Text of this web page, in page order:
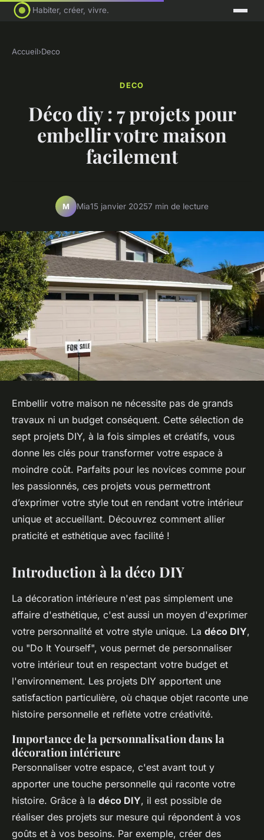
Habiter, créer, vivre.
Accueil›Deco
DECO
Déco diy : 7 projets pour
embellir votre maison
facilement
M Mia15 janvier 20257 min de lecture
Embellir votre maison ne nécessite pas de grands
travaux ni un budget conséquent. Cette sélection de
sept projets DIY, à la fois simples et créatifs, vous
donne les clés pour transformer votre espace à
moindre coût. Parfaits pour les novices comme pour
les passionnés, ces projets vous permettront
d’exprimer votre style tout en rendant votre intérieur
unique et accueillant. Découvrez comment allier
praticité et esthétique avec facilité !
Introduction à la déco DIY
La décoration intérieure n'est pas simplement une
affaire d'esthétique, c'est aussi un moyen d'exprimer
votre personnalité et votre style unique. La déco DIY,
ou "Do It Yourself", vous permet de personnaliser
votre intérieur tout en respectant votre budget et
l'environnement. Les projets DIY apportent une
satisfaction particulière, où chaque objet raconte une
histoire personnelle et reflète votre créativité.
Importance de la personnalisation dans la
décoration intérieure
Personnaliser votre espace, c'est avant tout y
apporter une touche personnelle qui raconte votre
histoire. Grâce à la déco DIY, il est possible de
réaliser des projets sur mesure qui répondent à vos
goûts et à vos besoins. Par exemple, créer des